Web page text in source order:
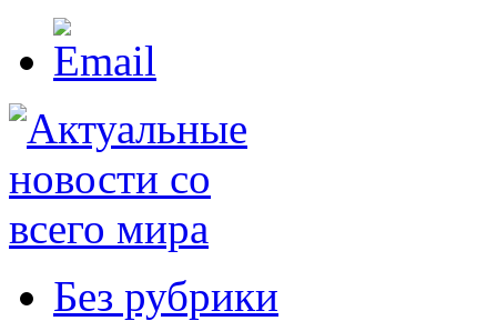
Без рубрики